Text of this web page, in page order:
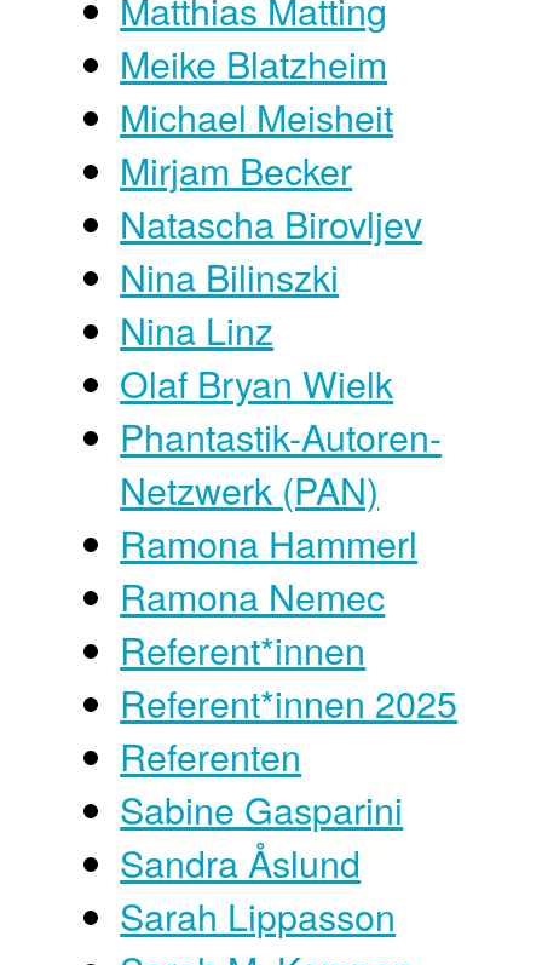
Meike Blatzheim
Michael Meisheit
Mirjam Becker
Natascha Birovljev
Nina Bilinszki
Nina Linz
Olaf Bryan Wielk
Phantastik-Autoren-
Netzwerk (PAN)
Ramona Hammerl
Ramona Nemec
Referent*innen
Referent*innen 2025
Referenten
Sabine Gasparini
Sandra Åslund
Sarah Lippasson